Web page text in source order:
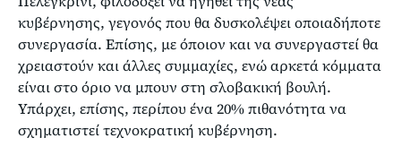
κυβέρνησης, γεγονός που θα δυσκολέψει οποιαδήποτε
συνεργασία. Επίσης, με όποιον και να συνεργαστεί θα
χρειαστούν και άλλες συμμαχίες, ενώ αρκετά κόμματα
είναι στο όριο να μπουν στη σλοβακική βουλή.
Υπάρχει, επίσης, περίπου ένα 20% πιθανότητα να
σχηματιστεί τεχνοκρατική κυβέρνηση.